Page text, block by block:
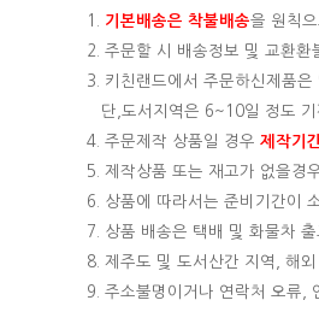
1. 기본배송은 착불배송을 원칙
2. 주문할 시 배송정보 및 교환환
3. 키친랜드에서 주문하신제품
단,도서지역은 6~10일 정도 기
4. 주문제작 상품일 경우 제작기
5. 제작상품 또는 재고가 없을경
6. 상품에 따라서는 준비기간이
7. 상품 배송은 택배 및 화물차
8. 제주도 및 도서산간 지역, 해
9. 주소불명이거나 연락처 오류,